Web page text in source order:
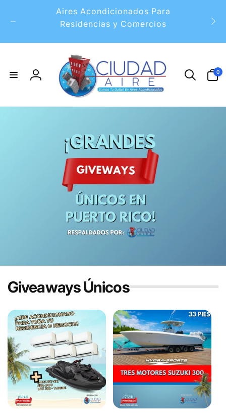
Aires Acondicionados Para
Residencias y Comercios
Log
0
items
Giveaways Únicos